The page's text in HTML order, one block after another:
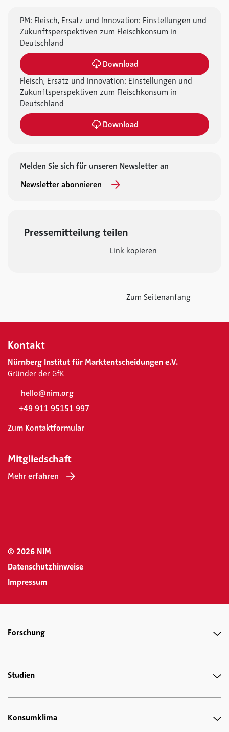
PM: Fleisch, Ersatz und Innovation: Einstellungen und
Zukunftsperspektiven zum Fleischkonsum in
Deutschland
Download
Fleisch, Ersatz und Innovation: Einstellungen und
Zukunftsperspektiven zum Fleischkonsum in
Deutschland
Download
Melden Sie sich für unseren Newsletter an
Newsletter abonnieren
Pressemitteilung teilen
Link kopieren
Zum Seitenanfang
Kontakt
Nürnberg Institut für Marktentscheidungen e.V.
Gründer der GfK
hello@nim.org
+49 911 95151 997
Zum Kontaktformular
Mitgliedschaft
Mehr erfahren
© 2026 NIM
Datenschutzhinweise
Impressum
Forschung
Studien
Konsumklima